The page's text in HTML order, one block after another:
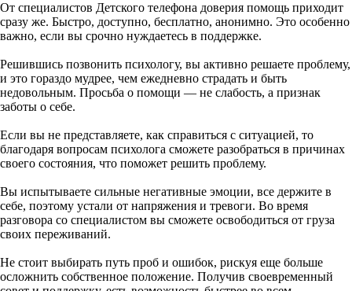
От специалистов Детского телефона доверия помощь приходит
сразу же. Быстро, доступно, бесплатно, анонимно. Это особенно
важно, если вы срочно нуждаетесь в поддержке.
Решившись позвонить психологу, вы активно решаете проблему,
и это гораздо мудрее, чем ежедневно страдать и быть
недовольным. Просьба о помощи — не слабость, а признак
заботы о себе.
Если вы не представляете, как справиться с ситуацией, то
благодаря вопросам психолога сможете разобраться в причинах
своего состояния, что поможет решить проблему.
Вы испытываете сильные негативные эмоции, все держите в
себе, поэтому устали от напряжения и тревоги. Во время
разговора со специалистом вы сможете освободиться от груза
своих переживаний.
Не стоит выбирать путь проб и ошибок, рискуя еще больше
осложнить собственное положение. Получив своевременный